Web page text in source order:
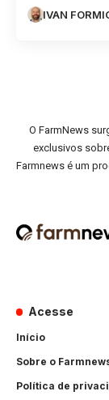
IVAN
O FarmNews
exclusivos
Farmnews é um
Acesse
Início
Sobre o
Política de